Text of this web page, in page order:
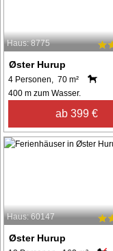
Haus: 8775
Øster Hurup
4 Personen, 70 m²
400 m zum Wasser.
ab 399 €
Haus: 60147
Øster Hurup